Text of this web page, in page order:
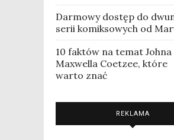
Darmowy dostęp do
serii komiksowych od
10 faktów na temat Johna
Maxwella Coetzee, które
warto znać
REKLAMA